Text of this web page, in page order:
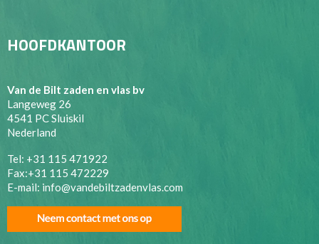
HOOFDKANTOOR
Van de Bilt zaden en vlas bv
Langeweg 26
4541 PC Sluiskil
Nederland
Tel: +31 115 471922
Fax:+31 115 472229
E-mail: info@vandebiltzadenvlas.com